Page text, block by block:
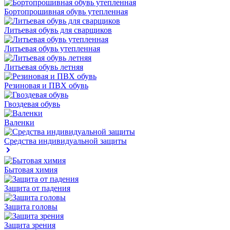
Бортопрошивная обувь утепленная
Литьевая обувь для сварщиков
Литьевая обувь утепленная
Литьевая обувь летняя
Резиновая и ПВХ обувь
Гвоздевая обувь
Валенки
Средства индивидуальной защиты
Бытовая химия
Защита от падения
Защита головы
Защита зрения